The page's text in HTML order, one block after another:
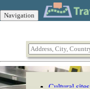
Navigation
Cultural sites